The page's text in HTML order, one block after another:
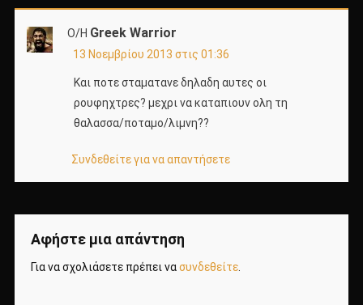
Ο/Η Greek Warrior
13 Νοεμβρίου 2013 στις 01:36
Και ποτε σταματανε δηλαδη αυτες οι
ρουφηχτρες? μεχρι να καταπιουν ολη τη
θαλασσα/ποταμο/λιμνη??
Συνδεθείτε για να απαντήσετε
Αφήστε μια απάντηση
Για να σχολιάσετε πρέπει νασυνδεθείτε.